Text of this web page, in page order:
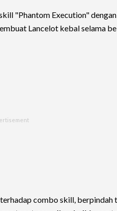
"Phantom Execution"
Lancelot kebal selama
combo skill, berpindah